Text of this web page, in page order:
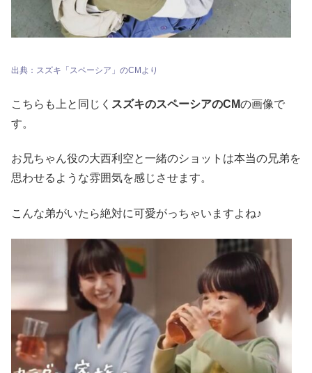
出典：スズキ「スペーシア」のCMより
こちらも上と同じく スズキのスペーシアのCMの画像で
す。
お兄ちゃん役の大西利空と一緒のショットは本当の兄弟を
思わせるような雰囲気を感じさせます。
こんな弟がいたら絶対に可愛がっちゃいますよね♪